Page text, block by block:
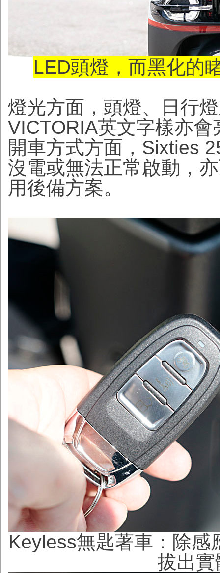
LED頭燈，而黑化的
燈光方面，頭燈、日行
VICTORIA英文字樣亦
開車方式方面，Sixties
沒電或無法正常啟動，
用後備方案。
Keyless無匙著車：除感
拔出